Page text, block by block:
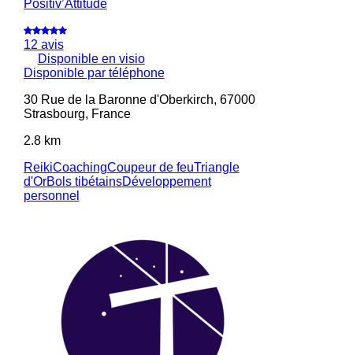
Positiv’Attitude
12 avis
Disponible en visio
Disponible par téléphone
30 Rue de la Baronne d'Oberkirch, 67000
Strasbourg, France
2.8 km
ReikiCoachingCoupeur de feuTriangle
d'OrBols tibétainsDéveloppement
personnel